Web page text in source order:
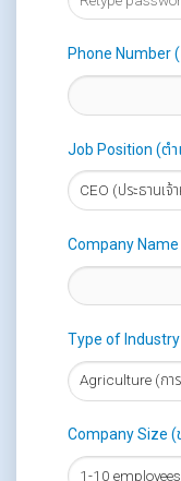
Phone Number
Job Position (ต
Company
Type of
Company Size